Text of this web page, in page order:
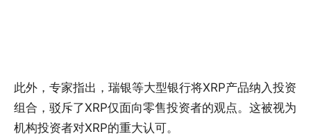
此外，专家指出，瑞银等大型银行将XRP产品纳入投资
组合，驳斥了XRP仅面向零售投资者的观点。这被视为
机构投资者对XRP的重大认可。